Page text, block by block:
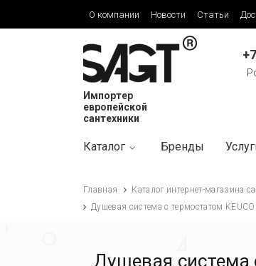
О компании Новости Статьи
Импортер
европейской
сантехники
Каталог Бренды
Главная Каталог интернет-магазина
Душевая система с термостатом
Душевая система